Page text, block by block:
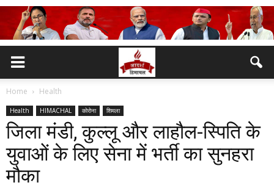
Home Health
Health HIMACHAL कोरोना शिमला
जिला मंडी, कुल्लू और लाहौल-स्पिति के
युवाओं के लिए सेना में भर्ती का सुनहरा
मौका